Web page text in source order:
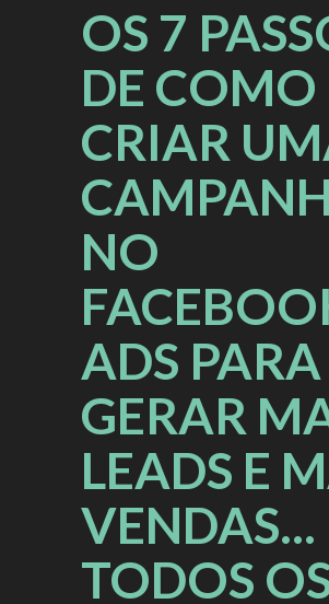
OS 7
DE COMO
CRIAR
NO
ADS PARA
GERAR
LEADS E
VENDAS...
TODOS